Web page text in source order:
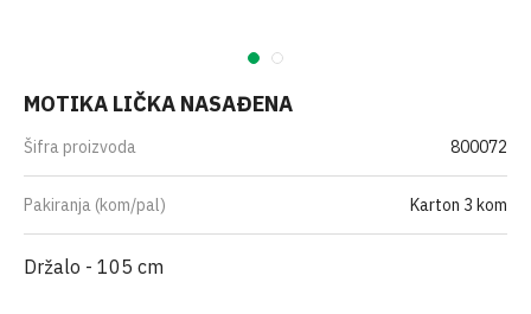
MOTIKA LIČKA NASAĐENA
Šifra proizvoda 800072
Pakiranja (kom/pal) Karton 3 kom
Držalo - 105 cm